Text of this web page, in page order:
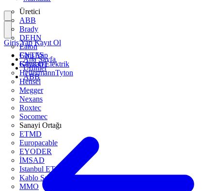
Üretici
ABB
Brady
DEHN
Eaton
ENTES
Günsan Elektrik
HellermannTyton
Hensel
Megger
Nexans
Roxtec
Socomec
Sanayi Ortağı
ETMD
Europacable
EYODER
İMSAD
Istanbul ETO
Kablo Sanayicileri Derneği
MMO
Giriş Yap
Kayıt Ol
Giriş Yap Kayıt Ol
Ana Sayfa
Ürünler
ABB